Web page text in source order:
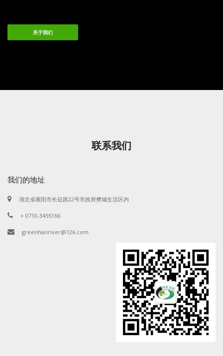
关于我们
联系我们
我们的地址
湖北省襄阳市长征路22号市政府樊城生活区内
+ 0710-3455166
greenhanriver@126.com